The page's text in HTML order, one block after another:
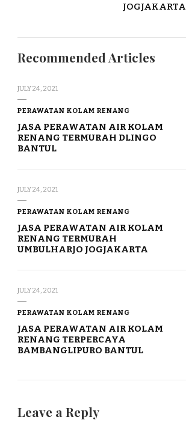
JOGJAKARTA
Recommended Articles
JULY 24, 2021
PERAWATAN KOLAM RENANG
JASA PERAWATAN AIR KOLAM
RENANG TERMURAH DLINGO
BANTUL
JULY 24, 2021
PERAWATAN KOLAM RENANG
JASA PERAWATAN AIR KOLAM
RENANG TERMURAH
UMBULHARJO JOGJAKARTA
JULY 24, 2021
PERAWATAN KOLAM RENANG
JASA PERAWATAN AIR KOLAM
RENANG TERPERCAYA
BAMBANGLIPURO BANTUL
Leave a Reply